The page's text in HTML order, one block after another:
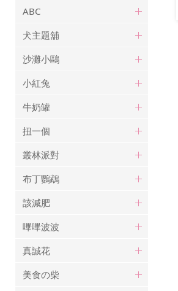
ABC
犬主題舖
沙灘小鷗
小紅兔
牛奶罐
扭一個
叢林派對
布丁鸚鵡
該減肥
嗶嗶波波
真誠花
美食の柴